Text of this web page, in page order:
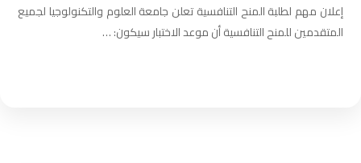
إعلان مهم لطلبة المنح التنافسية ​تعلن جامعة العلوم والتكنولوجيا لجميع
المتقدمين للمنح التنافسية أن موعد الاختبار سيكون: ​…